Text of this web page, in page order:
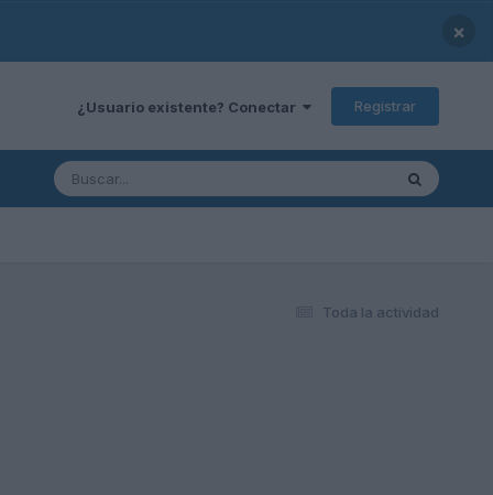
×
¿Usuario existente? Conectar Registrar
Toda la actividad